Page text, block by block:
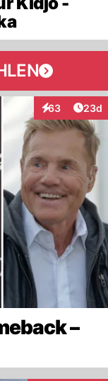
63
Interaktionen
23d
–